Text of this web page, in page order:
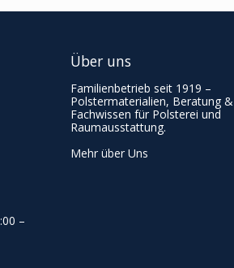
:00 –
Über uns
Familienbetrieb seit 1919 –
Polstermaterialien, Beratung &
Fachwissen für Polsterei und
Raumausstattung.
Mehr über Uns